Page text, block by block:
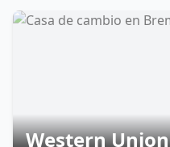
Western Union